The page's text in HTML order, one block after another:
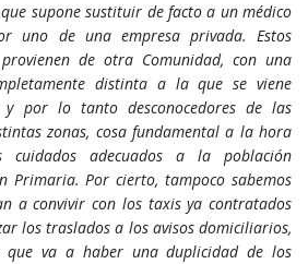
supone sustituir de facto a un médico
uno de una empresa privada. Estos
de otra Comunidad, con una
distinta a la que se viene
por lo tanto desconocedores de las
zonas, cosa fundamental a la hora
cuidados adecuados a la población
Primaria. Por cierto, tampoco sabemos
a convivir con los taxis ya contratados
los traslados a los avisos domiciliarios,
va a haber una duplicidad de los